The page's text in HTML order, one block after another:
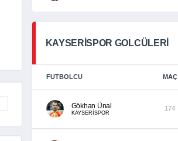
KAYSERISPOR GOLCÜLERI
FUTBOLCU MAÇ
Gökhan Ünal
KAYSERİSPOR
174